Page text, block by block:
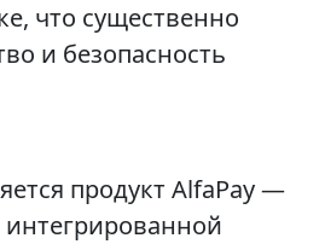
что существенно
и безопасность
продукт AlfaPay —